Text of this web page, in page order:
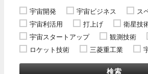
宇宙開発 宇宙ビジネス
ス
宇宙利活用
打上げ
衛星技
宇宙スタートアップ
観測技術
ロケット技術
三菱重工業
検索